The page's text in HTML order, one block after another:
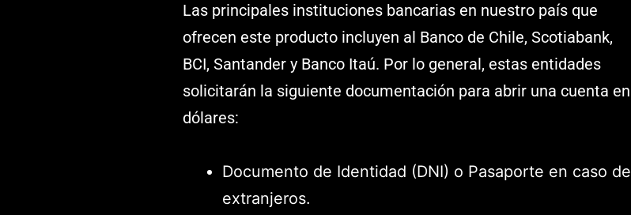
Las principales instituciones bancarias en nuestro país que
ofrecen este producto incluyen al Banco de Chile, Scotiabank,
BCI, Santander y Banco Itaú. Por lo general, estas entidades
solicitarán la siguiente documentación para abrir una cuenta en
dólares:
Documento de Identidad (DNI) o Pasaporte en caso de
extranjeros.